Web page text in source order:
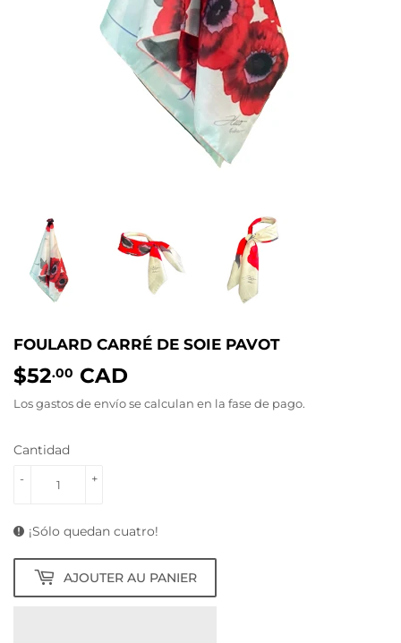
FOULARD CARRÉ DE SOIE PAVOT
$52.00 CAD
Los gastos de envíose calculan en la fase de pago.
Cantidad
+
-
¡Sólo quedan cuatro!
AJOUTER AU PANIER